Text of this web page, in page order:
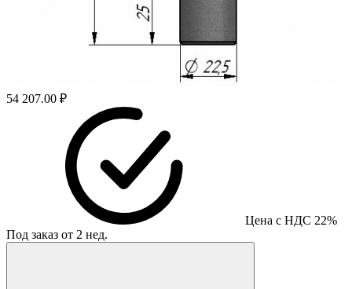
54 207.00 ₽
Цена с НДС 22%
Под заказ от 2 нед.